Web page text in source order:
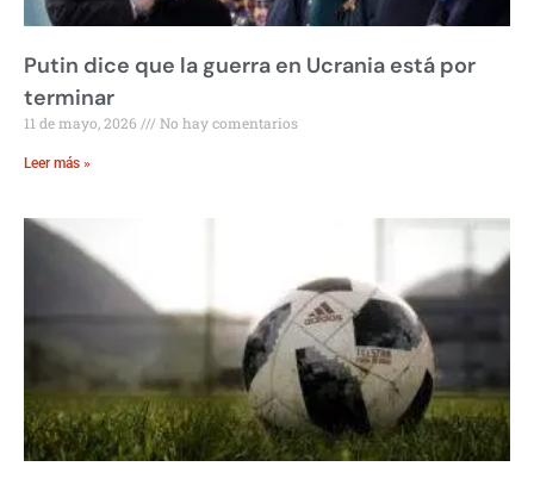
Putin dice que la guerra en Ucrania está por
terminar
11 de mayo, 2026 No hay comentarios
Leer más »